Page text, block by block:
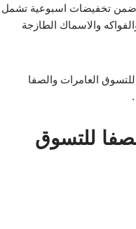
تخفيضات اسبوعية تشمل
والاسماك الطازجة
العامرات والصفا
للتسوق